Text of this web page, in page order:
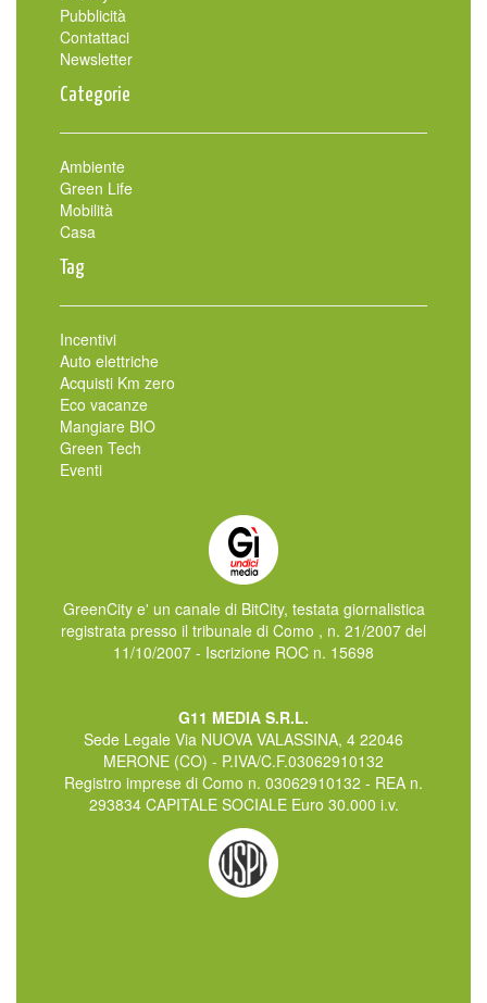
Pubblicità
Contattaci
Newsletter
Categorie
Ambiente
Green Life
Mobilità
Casa
Tag
Incentivi
Auto elettriche
Acquisti Km zero
Eco vacanze
Mangiare BIO
Green Tech
Eventi
GreenCity e' un canale di BitCity, testata giornalistica
registrata presso il tribunale di Como , n. 21/2007 del
11/10/2007 - Iscrizione ROC n. 15698
G11 MEDIA S.R.L.
Sede Legale Via NUOVA VALASSINA, 4 22046
MERONE (CO) - P.IVA/C.F.03062910132
Registro imprese di Como n. 03062910132 - REA n.
293834 CAPITALE SOCIALE Euro 30.000 i.v.